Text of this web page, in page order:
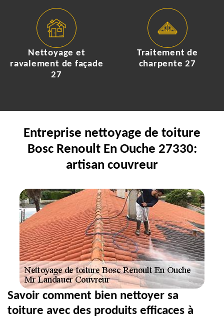
Nettoyage et
ravalement de façade
27
Traitement de
charpente 27
Entreprise nettoyage de toiture
Bosc Renoult En Ouche 27330:
artisan couvreur
Savoir comment bien nettoyer sa
toiture avec des produits efficaces à